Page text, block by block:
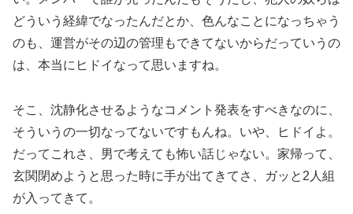
どういう経緯でなったんだとか、色んなことになっちゃう
のも、運営がその辺の管理もできてないからだっていうの
は、本当にヒドイなって思いますね。
そこ、沈静化させるようなコメント発表をすべきなのに、
そういうの一切なってないですもんね。いや、ヒドイよ。
だってこれさ、男で考えても怖い話じゃない。家帰って、
玄関閉めようと思った時に手が出てきてさ、ガッと2人組
が入ってきて。